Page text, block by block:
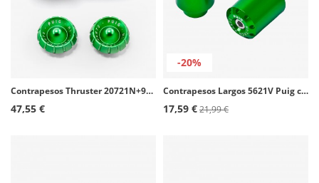
Contrapesos Thruster 20721N+9420V Puig color Verde para Ducati Monster 937 (21-25)
47,55 €
-20%
Contrapesos Largos 5621V Puig color Verde para varios modelos de Yamaha
17,59 €21,99 €